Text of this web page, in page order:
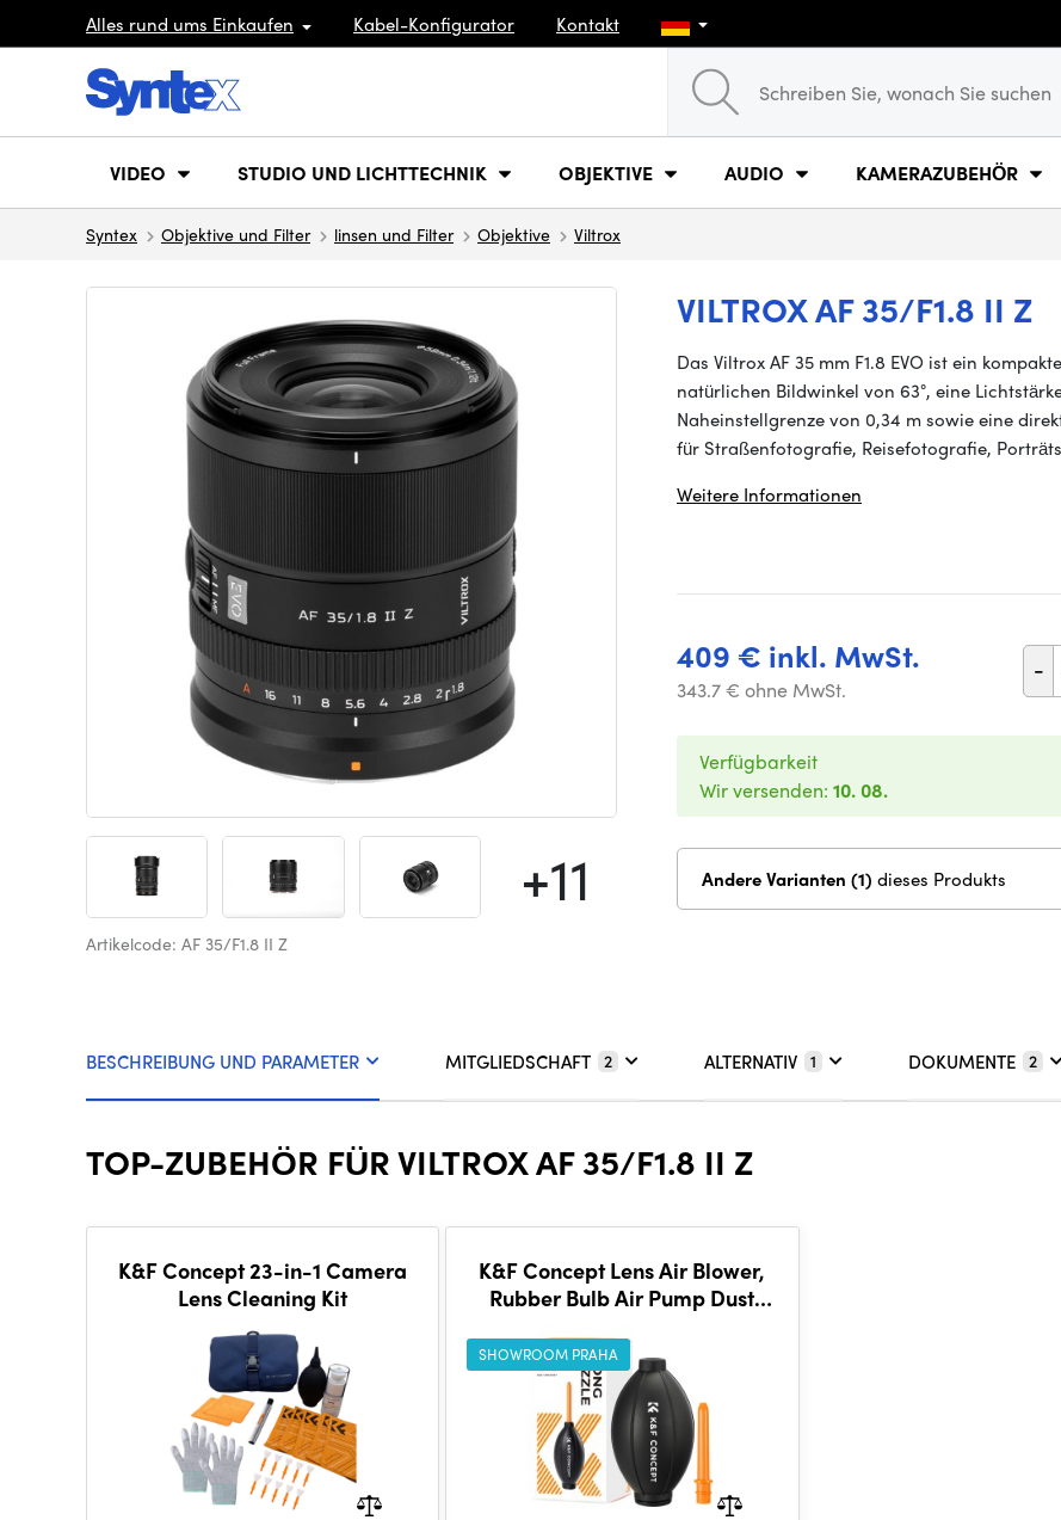
Alles rund ums Einkaufen Kabel-Konfigurator Kontakt
VIDEO STUDIO UND LICHTTECHNIK OBJEKTIVE AUDIO KAMERAZUBEHÖR
Syntex Objektive und Filter linsen und Filter Objektive Viltrox
VILTROX AF 35/F1.8 II Z
+11
Artikelcode: AF 35/F1.8 II Z
Das Viltrox AF 35 mm F1.8 EVO ist ein
natürlichen Bildwinkel von 63°, eine
Naheinstellgrenze von 0,34 m sowie eine
für Straßenfotografie, Reisefotografie,
Weitere Informationen
409 € inkl. MwSt.
343.7 € ohne MwSt.
-
Verfügbarkeit
Wir versenden: 10. 08.
Andere Varianten (1) dieses Produkts
BESCHREIBUNG UND PARAMETER MITGLIEDSCHAFT 2 ALTERNATIV 1 DOKUMENTE 2
TOP-ZUBEHÖR FÜR VILTROX AF 35/F1.8 II Z
K&F Concept 23-in-1 Camera
Lens Cleaning Kit
K&F Concept Lens Air Blower,
Rubber Bulb Air Pump Dust
Nozzle for Cell
SHOWROOM PRAHA